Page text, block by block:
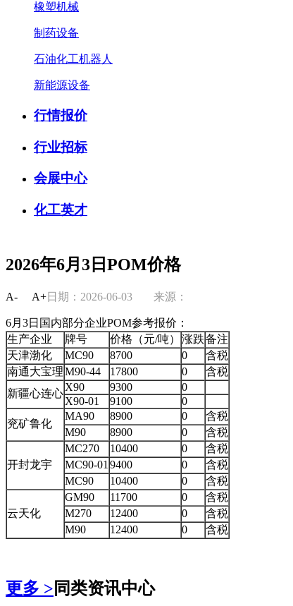
橡塑机械
制药设备
石油化工机器人
新能源设备
行情报价
行业招标
会展中心
化工英才
2026年6月3日POM价格
A- A+日期：2026-06-03 来源：
6月3日国内部分企业POM参考报价：
生产企业
牌号 价格（元/吨） 涨跌备注
天津渤化
MC90 8700 0
含税
南通大宝理M90-44 17800 0
含税
新疆心连心
X90 9300
0
X90-01
9100
0
兖矿鲁化
MA90 8900 0
含税
M90
8900 0 含税
开封龙宇
MC270 10400 0
含税
MC90-01 9400 0
含税
MC90
10400 0 含税
云天化
GM90 11700 0
含税
M270
12400 0
含税
M90
12400 0 含税
更多 >同类资讯中心